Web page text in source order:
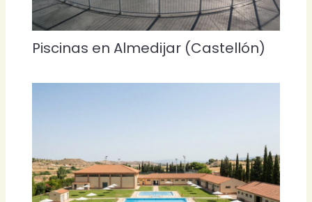
Piscinas en Almedijar (Castellón)